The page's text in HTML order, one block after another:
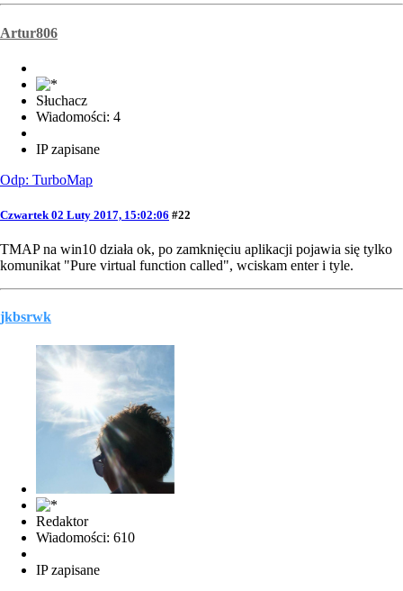
Artur806
Słuchacz
Wiadomości: 4
IP zapisane
Odp: TurboMap
Czwartek 02 Luty 2017, 15:02:06 #22
TMAP na win10 działa ok, po zamknięciu aplikacji pojawia się tylko
komunikat "Pure virtual function called", wciskam enter i tyle.
jkbsrwk
Redaktor
Wiadomości: 610
IP zapisane